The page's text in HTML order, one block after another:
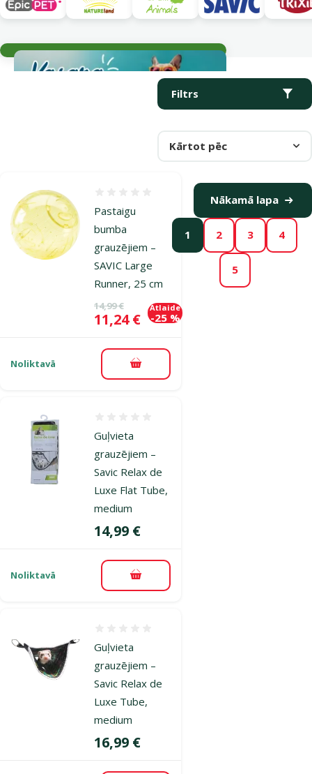
Parametriskais filtrs
Filtrs
Atlasītie filtri
Kārtot pēc
Produkti kategorijā Piederumi grauzēju būriem
Pastaigu
bumba
grauzējiem –
SAVIC Large
Runner, 25 cm
Oriģinālā cena
14,99 €
Cena
11,24 €
Atlaide
-25 %
Noliktavā Pievienot grozam
Guļvieta
grauzējiem –
Savic Relax de
Luxe Flat Tube,
medium
Cena
14,99 €
Noliktavā Pievienot grozam
Guļvieta
grauzējiem –
Savic Relax de
Luxe Tube,
medium
Cena
16,99 €
1 2 3 4
5
Nākamā lapa